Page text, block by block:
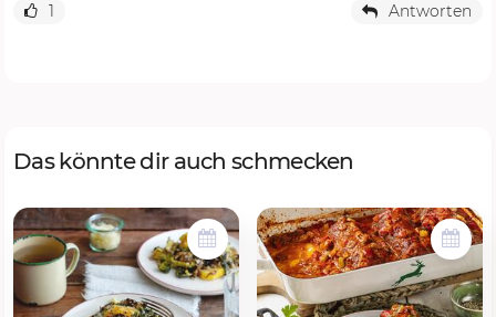
1 Antworten
Das könnte dir auch schmecken